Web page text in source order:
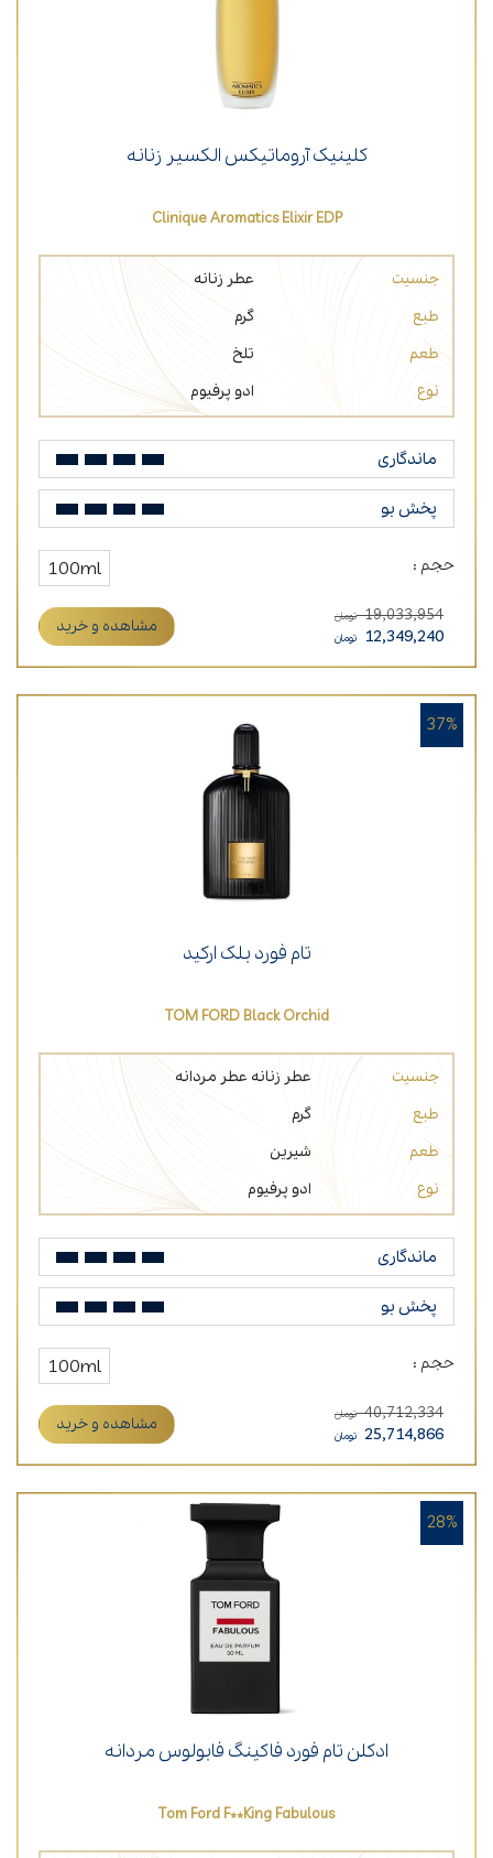
کلینیک آروماتیکس الکسیر زنانه
Clinique Aromatics Elixir EDP
جنسیت
عطر زنانه
طبع
گرم
طعم
تلخ
نوع
ادو پرفیوم
ماندگاری
پخش بو
حجم : 100ml
19,033,954 تومان
12,349,240 تومان
مشاهده و خرید
تام فورد بلک ارکید
TOM FORD Black Orchid
جنسیت عطر زنانه عطر مردانه
طبع
گرم
طعم
شیرین
نوع
ادو پرفیوم
ماندگاری
پخش بو
حجم : 100ml
40,712,334 تومان
25,714,866 تومان
مشاهده و خرید
37%
ادکلن تام فورد فاکینگ فابولوس مردانه
Tom Ford F**king Fabulous
28%